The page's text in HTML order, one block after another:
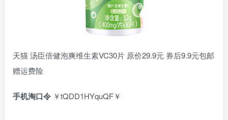
天猫 汤臣倍健泡爽维生素VC30片 原价29.9元 券后9.9元包邮
赠运费险
手机淘口令 ￥tQDD1HYquQF￥